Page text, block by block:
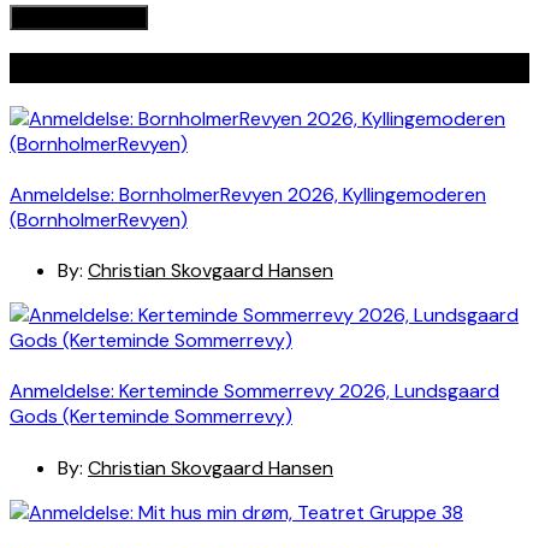
Anmeldelse: BornholmerRevyen 2026, Kyllingemoderen
(BornholmerRevyen)
By: Christian Skovgaard Hansen
Anmeldelse: Kerteminde Sommerrevy 2026, Lundsgaard
Gods (Kerteminde Sommerrevy)
By: Christian Skovgaard Hansen